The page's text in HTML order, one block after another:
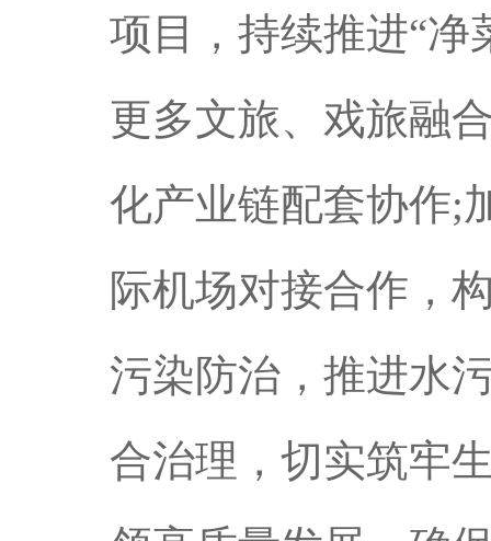
项目，持续推进“净
更多文旅、戏旅融
化产业链配套协作;
际机场对接合作，
污染防治，推进水
合治理，切实筑牢